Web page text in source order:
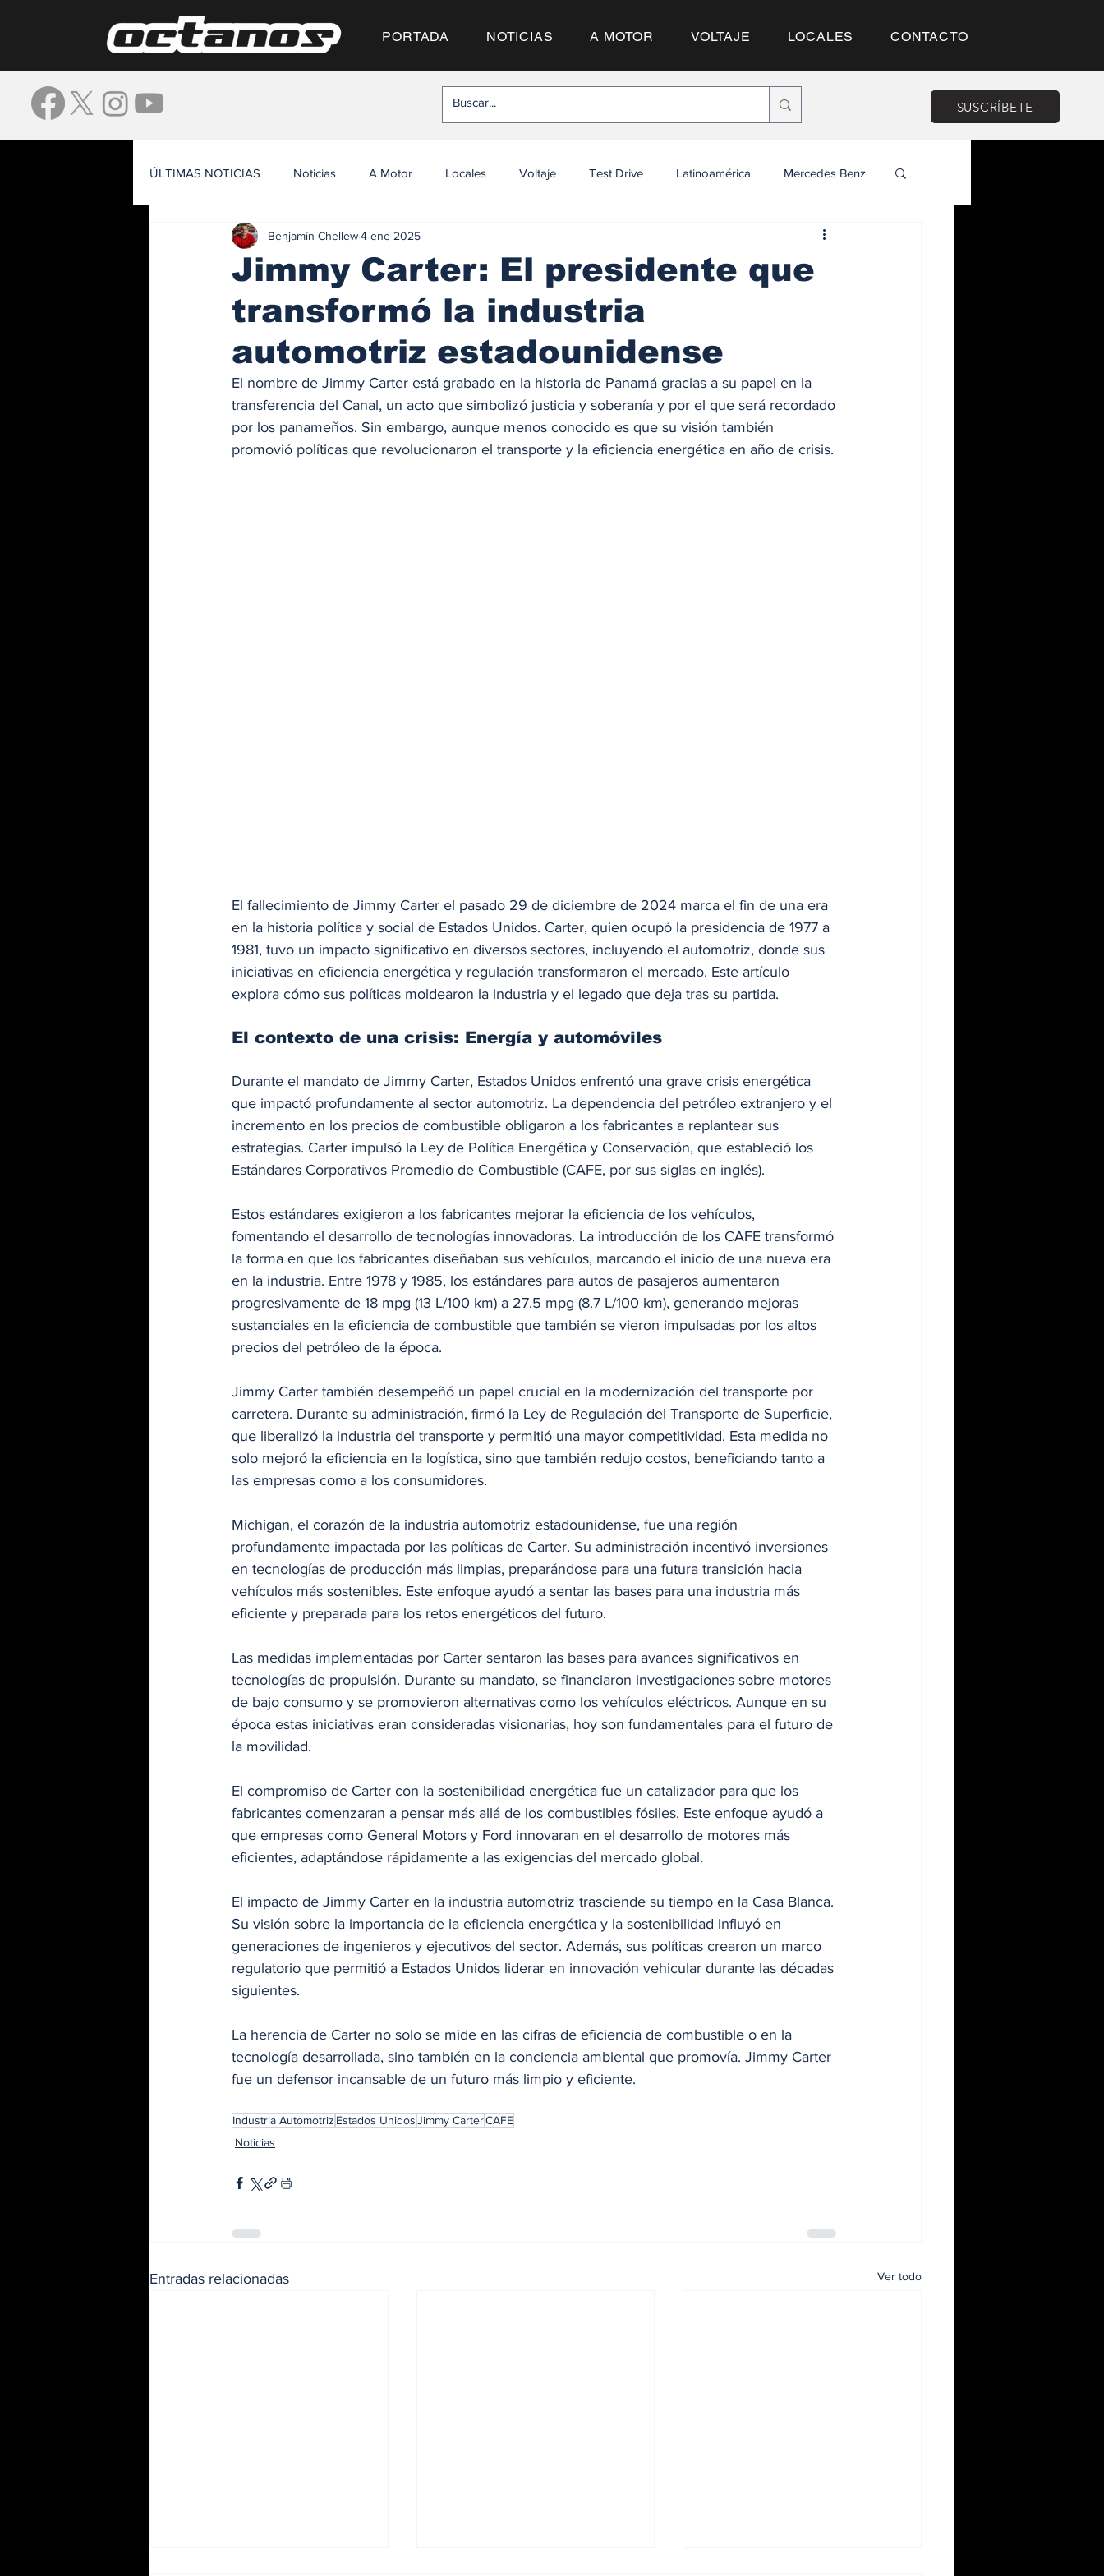
PORTADA NOTICIAS A MOTOR VOLTAJE LOCALES CONTACTO
SUSCRÍBETE
ÚLTIMAS NOTICIAS Noticias A Motor Locales Voltaje Test Drive Latinoamérica Mercedes Benz
Jimmy Carter: El presidente que
transformó la industria
automotriz estadounidense
Benjamín Chellew4 ene 2025
El nombre de Jimmy Carter está grabado en la historia de Panamá gracias a su papel en la
transferencia del Canal, un acto que simbolizó justicia y soberanía y por el que será recordado
por los panameños. Sin embargo, aunque menos conocido es que su visión también
promovió políticas que revolucionaron el transporte y la eficiencia energética en año de crisis.
El fallecimiento de Jimmy Carter el pasado 29 de diciembre de 2024 marca el fin de una era
en la historia política y social de Estados Unidos. Carter, quien ocupó la presidencia de 1977 a
1981, tuvo un impacto significativo en diversos sectores, incluyendo el automotriz, donde sus
iniciativas en eficiencia energética y regulación transformaron el mercado. Este artículo
explora cómo sus políticas moldearon la industria y el legado que deja tras su partida.
El contexto de una crisis: Energía y automóviles
Durante el mandato de Jimmy Carter, Estados Unidos enfrentó una grave crisis energética
que impactó profundamente al sector automotriz. La dependencia del petróleo extranjero y el
incremento en los precios de combustible obligaron a los fabricantes a replantear sus
estrategias. Carter impulsó la Ley de Política Energética y Conservación, que estableció los
Estándares Corporativos Promedio de Combustible (CAFE, por sus siglas en inglés).
Estos estándares exigieron a los fabricantes mejorar la eficiencia de los vehículos,
fomentando el desarrollo de tecnologías innovadoras. La introducción de los CAFE transformó
la forma en que los fabricantes diseñaban sus vehículos, marcando el inicio de una nueva era
en la industria. Entre 1978 y 1985, los estándares para autos de pasajeros aumentaron
progresivamente de 18 mpg (13 L/100 km) a 27.5 mpg (8.7 L/100 km), generando mejoras
sustanciales en la eficiencia de combustible que también se vieron impulsadas por los altos
precios del petróleo de la época.
Jimmy Carter también desempeñó un papel crucial en la modernización del transporte por
carretera. Durante su administración, firmó la Ley de Regulación del Transporte de Superficie,
que liberalizó la industria del transporte y permitió una mayor competitividad. Esta medida no
solo mejoró la eficiencia en la logística, sino que también redujo costos, beneficiando tanto a
las empresas como a los consumidores.
Michigan, el corazón de la industria automotriz estadounidense, fue una región
profundamente impactada por las políticas de Carter. Su administración incentivó inversiones
en tecnologías de producción más limpias, preparándose para una futura transición hacia
vehículos más sostenibles. Este enfoque ayudó a sentar las bases para una industria más
eficiente y preparada para los retos energéticos del futuro.
Las medidas implementadas por Carter sentaron las bases para avances significativos en
tecnologías de propulsión. Durante su mandato, se financiaron investigaciones sobre motores
de bajo consumo y se promovieron alternativas como los vehículos eléctricos. Aunque en su
época estas iniciativas eran consideradas visionarias, hoy son fundamentales para el futuro de
la movilidad.
El compromiso de Carter con la sostenibilidad energética fue un catalizador para que los
fabricantes comenzaran a pensar más allá de los combustibles fósiles. Este enfoque ayudó a
que empresas como General Motors y Ford innovaran en el desarrollo de motores más
eficientes, adaptándose rápidamente a las exigencias del mercado global.
El impacto de Jimmy Carter en la industria automotriz trasciende su tiempo en la Casa Blanca.
Su visión sobre la importancia de la eficiencia energética y la sostenibilidad influyó en
generaciones de ingenieros y ejecutivos del sector. Además, sus políticas crearon un marco
regulatorio que permitió a Estados Unidos liderar en innovación vehicular durante las décadas
siguientes.
La herencia de Carter no solo se mide en las cifras de eficiencia de combustible o en la
tecnología desarrollada, sino también en la conciencia ambiental que promovía. Jimmy Carter
fue un defensor incansable de un futuro más limpio y eficiente.
Industria Automotriz Estados UnidosJimmy CarterCAFE
Noticias
Entradas relacionadas Ver todo